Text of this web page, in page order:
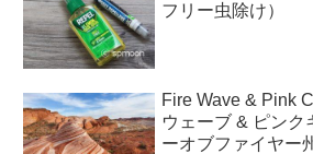
フリー虫除け）
Fire Wave & Pink
ウェーブ & ピンク
ーオブファイヤー